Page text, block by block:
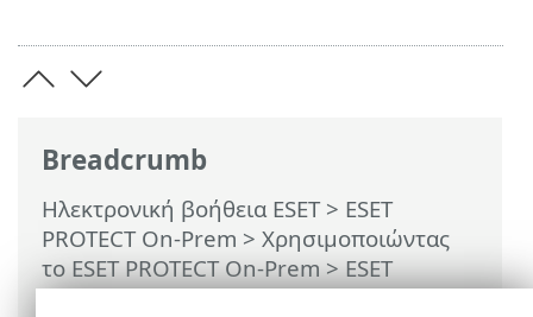
Breadcrumb
Ηλεκτρονική βοήθεια ESET> ESET
PROTECT On-Prem > Χρησιμοποιώντας
το ESET PROTECT On-Prem>ESET
PROTECT On-Prem Κύριο μενού>